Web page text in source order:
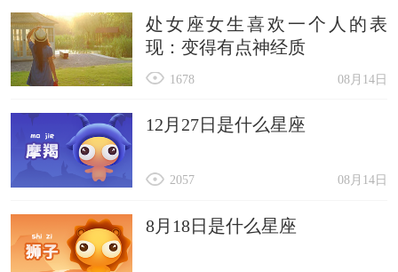
处女座女生喜欢一个人的表
现：变得有点神经质
08月14日
1678
12月27日是什么星座
08月14日
2057
8月18日是什么星座